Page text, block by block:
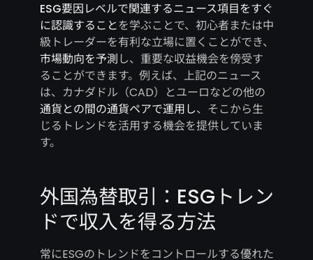
ESG要因レベルで関連するニュース項目をすぐ
に認識することを学ぶことで、初心者または中
級トレーダーを有利な立場に置くことができ、
市場動向を予測し、重要な収益機会を傍受す
ることができます。例えば、上記のニュース
は、カナダドル（CAD）とユーロなどの他の
通貨との間の通貨ペアで運用し、そこから生
じるトレンドを活用する機会を提供していま
す。
外国為替取引：ESGトレン
ドで収入を得る方法
常にESGのトレンドをコントロールする優れた